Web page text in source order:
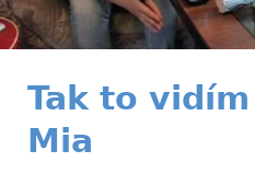
Tak to
Mia